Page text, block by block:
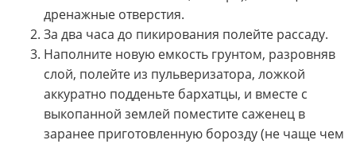
дренажные отверстия.
За два часа до пикирования полейте рассаду.
Наполните новую емкость грунтом, разровняв
слой, полейте из пульверизатора, ложкой
аккуратно подденьте бархатцы, и вместе с
выкопанной землей поместите саженец в
заранее приготовленную борозду (не чаще чем